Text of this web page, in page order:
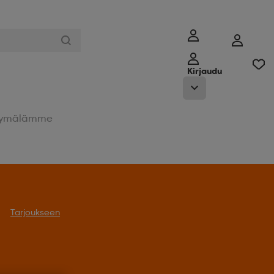
Kirjaudu
Tarjoukseen